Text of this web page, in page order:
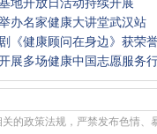
地开放日活动持续开展
办名家健康大讲堂武汉站
《健康顾问在身边》获荣
展多场健康中国志愿服务
的政策法规，严禁发布色情、